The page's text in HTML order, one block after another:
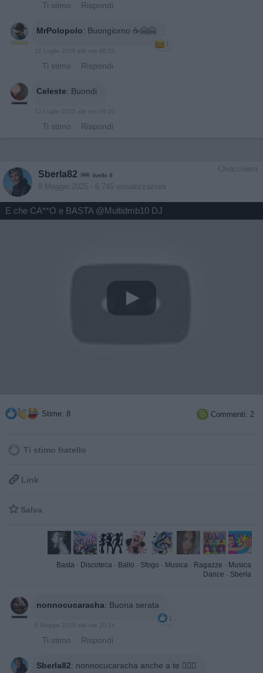
· Ti stimo · Rispondi
MrPolopolo: Buongiorno ☕🤗🤗
1
· Ti stimo · Rispondi
Celeste: Buondi
12 Luglio 2025 alle ore 09:20
· Ti stimo · Rispondi
Chiacchiera
Sberla82 livello 9
8 Maggio 2025 - 6.745 visualizzazioni
E che CA**O e BASTA @Multidmb10 DJ
Stime: 8  Commenti: 2
Ti stimo fratello
 Link
 Salva
Basta · Discoteca · Ballo · Sfogo · Musica · Ragazze · Musica
Dance · Sberla
nonnocucaracha: Buona serata
1
8 Maggio 2025 alle ore 20:14
· Ti stimo · Rispondi
Sberla82: nonnocucaracha anche a te 🙋🏼‍♂️